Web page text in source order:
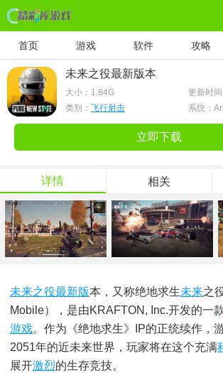
首页 游戏 软件 攻略
未来之役最新版本
大小： 1.84G
更新时
类别： 飞行射击 系统：
立即下载
详情 相关
未来之役最新版本，又称绝地求生未来之
Mobile），是由KRAFTON, Inc.开发的一
游戏。作为《绝地求生》IP的正统续作，
2051年的近未来世界，玩家将在这个充满
展开激烈的生存竞技。